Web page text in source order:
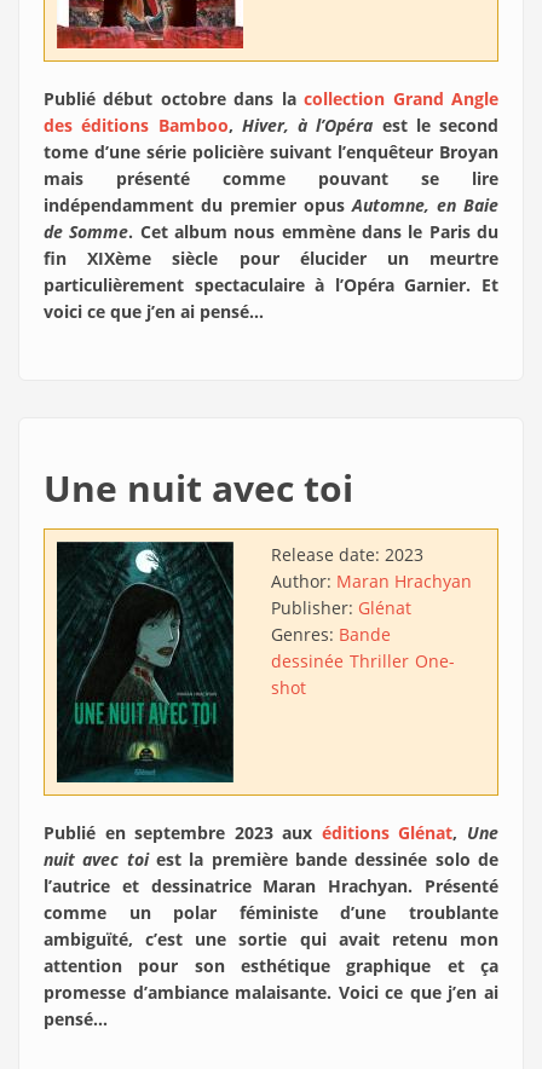
Publié début octobre dans lacollection Grand Angle
des éditions Bamboo, Hiver, à l’Opéra est le second
tome d’une série policière suivant l’enquêteur Broyan
mais présenté comme pouvant se lire
indépendamment du premier opusAutomne, en Baie
de Somme. Cet album nous emmène dans le Paris du
fin XIXème siècle pour élucider un meurtre
particulièrement spectaculaire à l’Opéra Garnier. Et
voici ce que j’en ai pensé…
Une nuit avec toi
Release date: 2023
Author: Maran Hrachyan
Publisher: Glénat
Genres: Bande
dessinée Thriller One-
shot
Publié en septembre 2023 aux éditions Glénat, Une
nuit avec toiest la première bande dessinée solo de
l’autrice et dessinatrice Maran Hrachyan. Présenté
comme un polar féministe d’une troublante
ambiguïté, c’est une sortie qui avait retenu mon
attention pour son esthétique graphique et ça
promesse d’ambiance malaisante. Voici ce que j’en ai
pensé…